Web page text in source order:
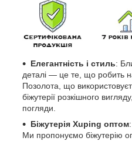
Елегантність і стиль:
деталі — це те, що робить
Позолота, що
біжутерії розкішного
погляди.
Біжутерія Xuping оптом
Ми пропонуємо біжутерію